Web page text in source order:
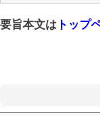
要旨本文は トップ